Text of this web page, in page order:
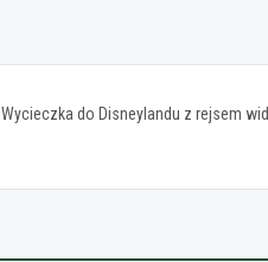
Wycieczka do Disneylandu z rejsem